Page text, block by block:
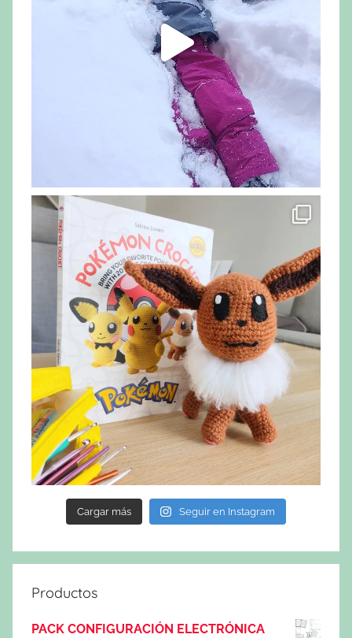
Cargar más Seguir en Instagram
Productos
PACK CONFIGURACIÓN ELECTRÓNICA